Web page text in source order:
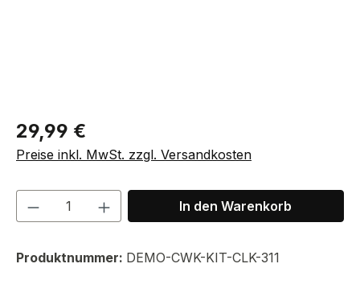
Regulärer Preis:
29,99 €
Preise inkl. MwSt. zzgl. Versandkosten
Produkt Anzahl: Gib denIn den Warenkorb
Produktnummer: DEMO-CWK-KIT-CLK-311